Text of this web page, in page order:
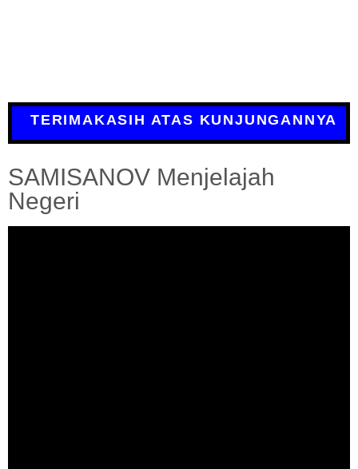
TERIMAKASIH ATAS KUNJUNGANNYA
SAMISANOV Menjelajah
Negeri